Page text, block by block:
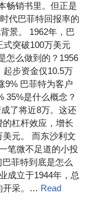
畅销书里。但正是
代巴菲特回报率的
景。 1962年，巴
式突破100万美元
怎么做到的？1956
步资金仅10.5万
9% 巴菲特为客户
35%是什么概念？
了将近8万。这还
杠杆效应，增长
元。 而东沙利文
笔微不足道的小投
菲特到底是怎么
成立于1944年，总
开采。… Read